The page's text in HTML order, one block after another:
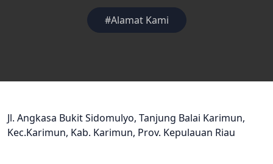
#Alamat Kami
Jl. Angkasa Bukit Sidomulyo, Tanjung Balai Karimun,
Kec.Karimun, Kab. Karimun, Prov. Kepulauan Riau